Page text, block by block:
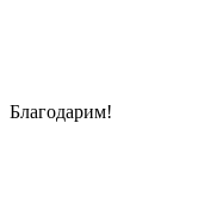
Благодарим!